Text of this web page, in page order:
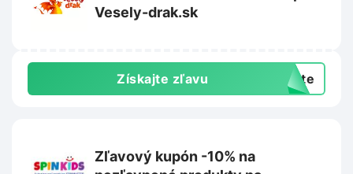
Vesely-drak.sk
Získajte zľavu exte
Zľavový kupón -10% na